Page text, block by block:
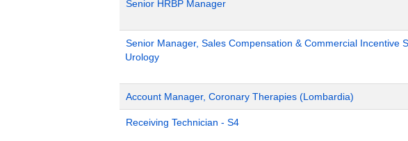
Senior HRBP Manager
Senior Manager, Sales Compensation & Commercial Incentive
Urology
Account Manager, Coronary Therapies (Lombardia)
Receiving Technician - S4